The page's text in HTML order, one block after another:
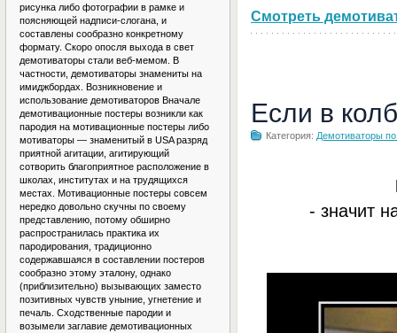
Смотреть
Если в
Категория: Демотиваторы
- значит
рисунка либо фотографии в рамке и
поясняющей надписи-слогана, и
составлены сообразно конкретному
формату. Скоро опосля выхода в свет
демотиваторы стали веб-мемом. В
частности, демотиваторы знамениты на
имиджбордах. Возникновение и
использование демотиваторов Вначале
демотивационные постеры возникли как
пародия на мотивационные постеры либо
мотиваторы — знаменитый в USA разряд
приятной агитации, агитирующий
сотворить благоприятное расположение в
школах, институтах и на трудящихся
местах. Мотивационные постеры совсем
нередко довольно скучны по своему
представлению, потому обширно
распространилась практика их
пародирования, традиционно
содержавшаяся в составлении постеров
сообразно этому эталону, однако
(приблизительно) вызывающих заместо
позитивных чувств уныние, угнетение и
печаль. Сходственные пародии и
возымели заглавие демотивационных